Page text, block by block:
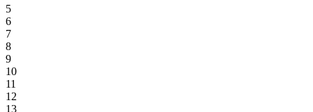
5
6
7
8
9
10
11
12
13